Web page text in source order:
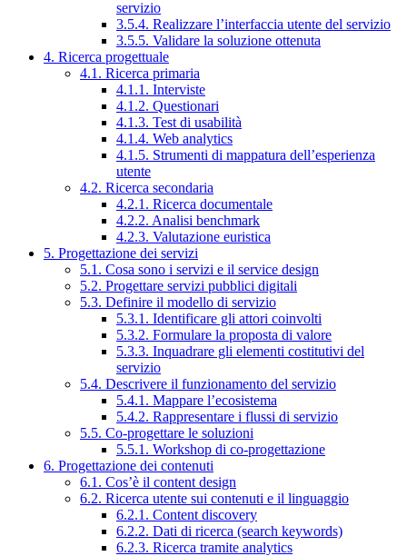
servizio
3.5.4. Realizzare l’interfaccia utente del servizio
3.5.5. Validare la soluzione ottenuta
4. Ricerca progettuale
4.1. Ricerca primaria
4.1.1. Interviste
4.1.2. Questionari
4.1.3. Test di usabilità
4.1.4. Web analytics
4.1.5. Strumenti di mappatura dell’esperienza
utente
4.2. Ricerca secondaria
4.2.1. Ricerca documentale
4.2.2. Analisi benchmark
4.2.3. Valutazione euristica
5. Progettazione dei servizi
5.1. Cosa sono i servizi e il service design
5.2. Progettare servizi pubblici digitali
5.3. Definire il modello di servizio
5.3.1. Identificare gli attori coinvolti
5.3.2. Formulare la proposta di valore
5.3.3. Inquadrare gli elementi costitutivi del
servizio
5.4. Descrivere il funzionamento del servizio
5.4.1. Mappare l’ecosistema
5.4.2. Rappresentare i flussi di servizio
5.5. Co-progettare le soluzioni
5.5.1. Workshop di co-progettazione
6. Progettazione dei contenuti
6.1. Cos’è il content design
6.2. Ricerca utente sui contenuti e il linguaggio
6.2.1. Content discovery
6.2.2. Dati di ricerca (search keywords)
6.2.3. Ricerca tramite analytics